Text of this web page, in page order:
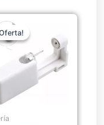
precio
original
era:
$ 190.
precio
actual
$ 161.